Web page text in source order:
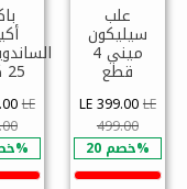
علب
سيليكون
ميني 4
قطع
LE 399.00LE
499.00
خصم 20%
25 كيس
LE
خصم 38%